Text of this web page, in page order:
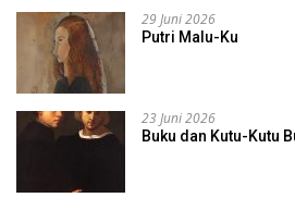
29 Juni 2026
Putri Malu-Ku
23 Juni 2026
Buku dan Kutu-Kutu